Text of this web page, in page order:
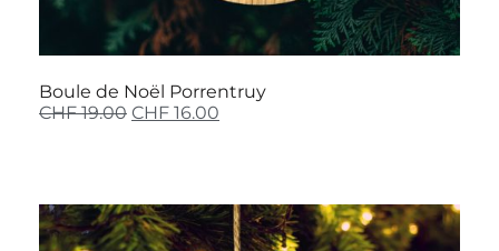
Boule de Noël Porrentruy
CHF19.00 CHF 16.00